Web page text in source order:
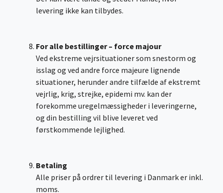
levering ikke kan tilbydes.
For alle bestillinger – force majour
Ved ekstreme vejrsituationer som snestorm og
isslag og ved andre force majeure lignende
situationer, herunder andre tilfælde af ekstremt
vejrlig, krig, strejke, epidemi mv. kan der
forekomme uregelmæssigheder i leveringerne,
og din bestilling vil blive leveret ved
førstkommende lejlighed.
Betaling
Alle priser på ordrer til levering i Danmark er inkl.
moms.